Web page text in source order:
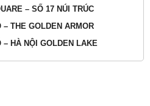
– SỐ 17 NÚI TRÚC
THE GOLDEN ARMOR
– HÀ NỘI GOLDEN LAKE